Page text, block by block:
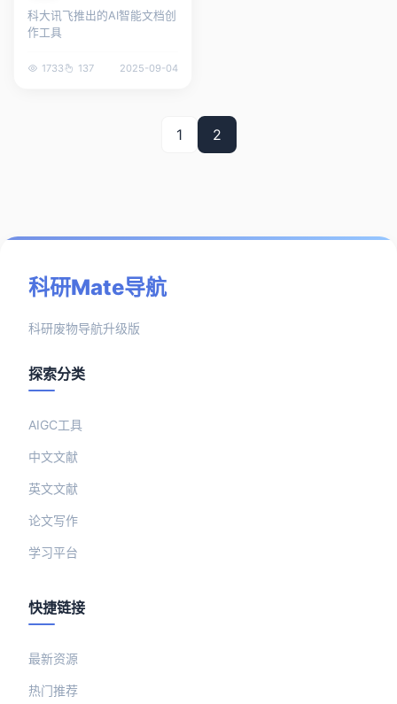
科大讯飞推出的AI智能文档创
作工具
1733 137 2025-09-04
1 2
科研Mate导航
科研废物导航升级版
探索分类
AIGC工具
中文文献
英文文献
论文写作
学习平台
快捷链接
最新资源
热门推荐